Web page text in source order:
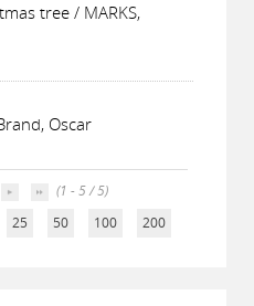
tree / MARKS,
Oscar
(1 - 5 / 5)
25 50 100 200